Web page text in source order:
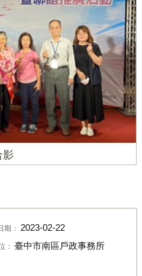
影
期： 2023-02-22
： 臺中市南區戶政事務所